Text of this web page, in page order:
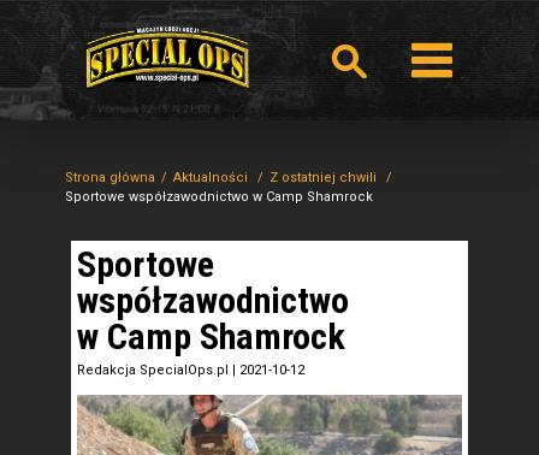
Strona główna Aktualności
Z ostatniej chwili
Sportowe współzawodnictwo w Camp Shamrock
Sportowe
współzawodnictwo
w Camp Shamrock
Redakcja SpecialOps.pl | 2021-10-12